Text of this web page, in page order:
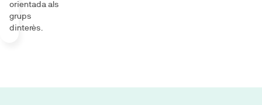
orientada als
grups
dinterès.